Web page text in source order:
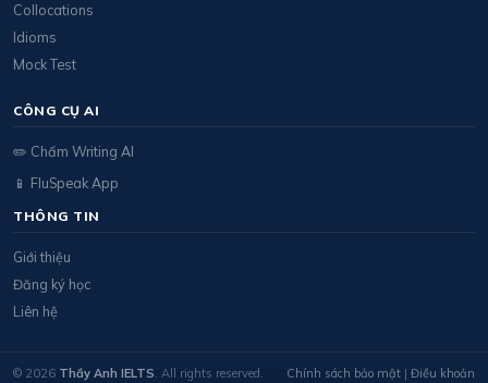
Collocations
Idioms
Mock Test
CÔNG CỤ AI
✏️ Chấm Writing AI
📱 FluSpeak App
THÔNG TIN
Giới thiệu
Đăng ký học
Liên hệ
© 2026 Thầy Anh IELTS. All rights reserved. Chính sách bảo mật | Điều khoản